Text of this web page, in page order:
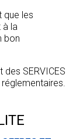
que les
à la
bon
des SERVICES